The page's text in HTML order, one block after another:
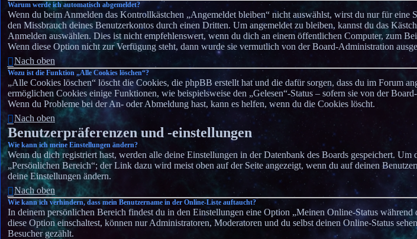
Warum werde ich automatisch abgemeldet?
Wenn du beim Anmelden das Kontrollkästchen „Angemeldet bleiben“ nicht auswählst, wirst du nur für eine
den Missbrauch deines Benutzerkontos durch einen Dritten. Um angemeldet zu bleiben, kannst du das
Anmelden auswählen. Dies ist nicht empfehlenswert, wenn du dich an einem öffentlichen Computer, zum
Wenn diese Option nicht zur Verfügung steht, dann wurde sie vermutlich von der Board-Administration
Nach oben
Wozu ist die Funktion „Alle Cookies löschen“?
„Alle Cookies löschen“ löscht die Cookies, die phpBB erstellt hat und die dafür sorgen, dass du im Forum
ermöglichen Cookies einige Funktionen, wie beispielsweise den „Gelesen“-Status – sofern sie von der
Wenn du Probleme bei der An- oder Abmeldung hast, kann es helfen, wenn du die Cookies löscht.
Nach oben
Benutzerpräferenzen und -einstellungen
Wie kann ich meine Einstellungen ändern?
Wenn du dich registriert hast, werden alle deine Einstellungen in der Datenbank des Boards gespeichert. Um
„Persönlichen Bereich“; der Link dazu wird meist oben auf der Seite angezeigt, wenn du auf deinen
deine Einstellungen ändern.
Nach oben
Wie kann ich verhindern, dass mein Benutzername in der Online-Liste auftaucht?
In deinem persönlichen Bereich findest du in den Einstellungen eine Option „Meinen Online-Status während
diese Option einschaltest, können nur Administratoren, Moderatoren und du selbst deinen Online-Status
Besucher gezählt.